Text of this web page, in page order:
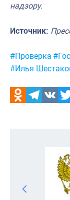
надзору.
Источник:
Метки:
#Проверка
#Илья